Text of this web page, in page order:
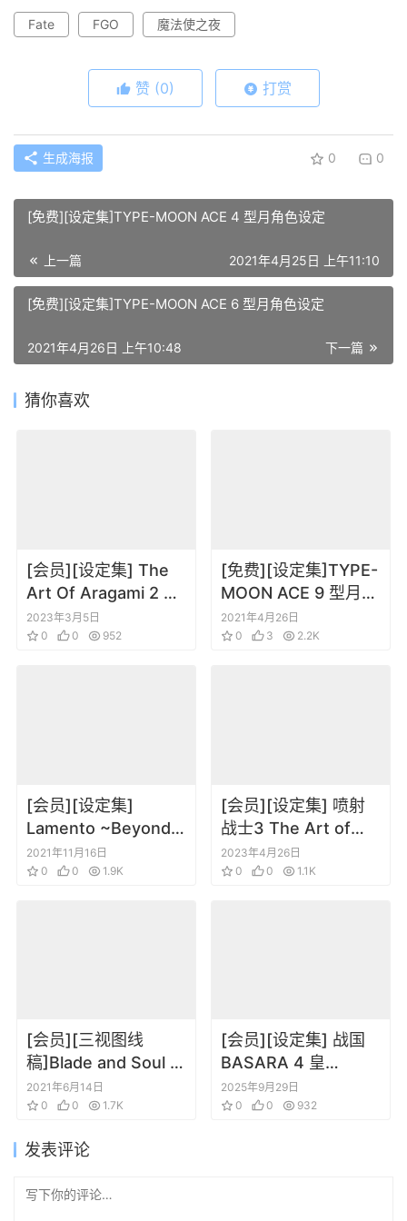
Fate FGO 魔法使之夜
赞 (0) 打赏
生成海报 0 0
[免费][设定集]TYPE-MOON ACE 4 型月角色设定
上一篇 2021年4月25日 上午11:10
[免费][设定集]TYPE-MOON ACE 6 型月角色设定
下一篇
2021年4月26日 上午10:48
猜你喜欢
[会员][设定集] The
Art Of Aragami 2 荒
神2
2023年3月5日
0
0 952
[免费][设定集]TYPE-
MOON ACE 9 型月角
色设定
2021年4月26日
0
3 2.2K
[会员][设定集]
Lamento ~Beyond
the Void~ – World
guidebook
2021年11月16日
0
0 1.9K
[会员][设定集] 喷射
战士3 The Art of
Splatoon 3
2023年4月26日
0
0 1.1K
[会员][三视图线
稿]Blade and Soul 剑
灵角色三视图表情线
稿设定集
2021年6月14日
0
0 1.7K
[会员][设定集] 战国
BASARA 4 皇
Official Complete
Works
2025年9月29日
0
0 932
发表评论